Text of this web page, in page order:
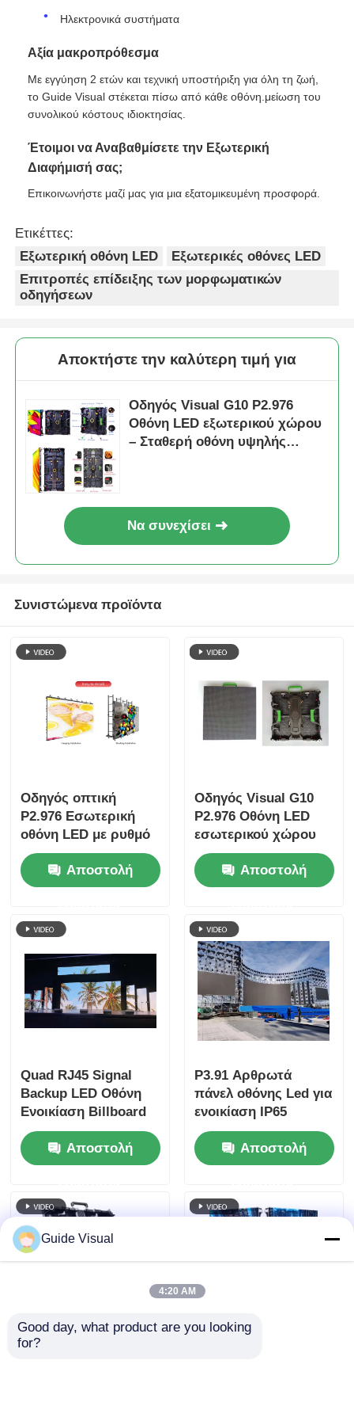
Ηλεκτρονικά συστήματα
Αξία μακροπρόθεσμα
Με εγγύηση 2 ετών και τεχνική υποστήριξη για όλη τη ζωή,
το Guide Visual στέκεται πίσω από κάθε οθόνη.μείωση του
συνολικού κόστους ιδιοκτησίας.
Έτοιμοι να Αναβαθμίσετε την Εξωτερική
Διαφήμισή σας;
Επικοινωνήστε μαζί μας για μια εξατομικευμένη προσφορά.
Ετικέττες:
Εξωτερική οθόνη LED
Εξωτερικές οθόνες LED
Επιτροπές επίδειξης των μορφωματικών
οδηγήσεων
Αποκτήστε την καλύτερη τιμή για
Οδηγός Visual G10 P2.976
Οθόνη LED εξωτερικού χώρου
– Σταθερή οθόνη υψηλής
Να συνεχίσει
Συνιστώμενα προϊόντα
Οδηγός οπτική
P2.976 Εσωτερική
οθόνη LED με ρυθμό
ανανέωσης 3840Hz,
ντουλάπι σκληρής
σύνδεσης και
συγκρούσεων
Αποστολή
Οδηγός Visual G10
P2.976 Οθόνη LED
εσωτερικού χώρου
με υψηλό ρυθμό
ανανέωσης, ντουλάπι
σκληρής σύνδεσης
εκδηλώσεις
Αποστολή
Quad RJ45 Signal
Backup LED Οθόνη
Ενοικίαση Billboard
Custom
Αποστολή
P3.91 Αρθρωτά
πάνελ οθόνης Led για
ενοικίαση IP65
Αδιάβροχο OEM
Αποστολή
Guide Visual
4:20 AM
Good day, what product are you looking
for?